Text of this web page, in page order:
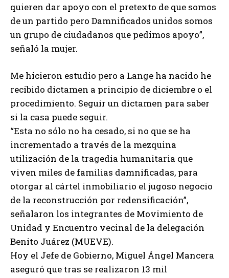
quieren dar apoyo con el pretexto de que somos
de un partido pero Damnificados unidos somos
un grupo de ciudadanos que pedimos apoyo”,
señaló la mujer.
Me hicieron estudio pero a Lange ha nacido he
recibido dictamen a principio de diciembre o el
procedimiento. Seguir un dictamen para saber
si la casa puede seguir.
“Esta no sólo no ha cesado, si no que se ha
incrementado a través de la mezquina
utilización de la tragedia humanitaria que
viven miles de familias damnificadas, para
otorgar al cártel inmobiliario el jugoso negocio
de la reconstrucción por redensificación”,
señalaron los integrantes de Movimiento de
Unidad y Encuentro vecinal de la delegación
Benito Juárez (MUEVE).
Hoy el Jefe de Gobierno, Miguel Ángel Mancera
aseguró que tras se realizaron 13 mil